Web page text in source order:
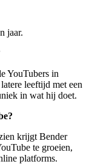
jaar.
YouTubers in
leeftijd met een
in wat hij doet.
krijgt Bender
te groeien,
platforms.